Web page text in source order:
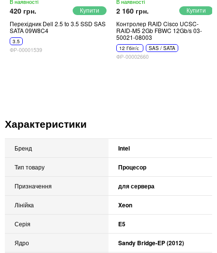
В наявності
420 грн.
Перехідник Dell 2.5 to 3.5 SSD SAS
SATA 09W8C4
3.5
ФР-00001539
В наявності
2 160 грн.
Контролер RAID Cisco UCSC-
RAID-M5 2Gb FBWC 12Gb/s 03-
50021-08003
12 Гбіт/с SAS / SATA
ФР-00002660
Характеристики
Бренд Intel
Тип товару Процесор
Призначення для сервера
Лінійка Xeon
Серія E5
Ядро Sandy Bridge-EP (2012)